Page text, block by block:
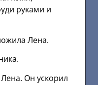
руками и
Лена.
Он ускорил